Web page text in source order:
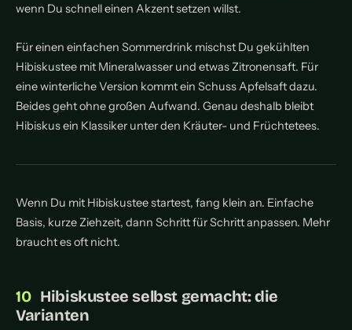
wenn Du schnell einen Akzent setzen willst.
Für einen einfachen Sommerdrink mischst Du gekühlten
Hibiskustee mit Mineralwasser und etwas Zitronensaft. Für
eine winterliche Version kommt ein Schuss Apfelsaft dazu.
Beides geht ohne großen Aufwand. Genau deshalb bleibt
Hibiskus ein Klassiker unter den Kräuter- und Früchtetees.
Wenn Du mit Hibiskustee startest, fang klein an. Einfache
Basis, kurze Ziehzeit, dann Schritt für Schritt anpassen. Mehr
braucht es oft nicht.
Hibiskustee selbst gemacht: die
Varianten